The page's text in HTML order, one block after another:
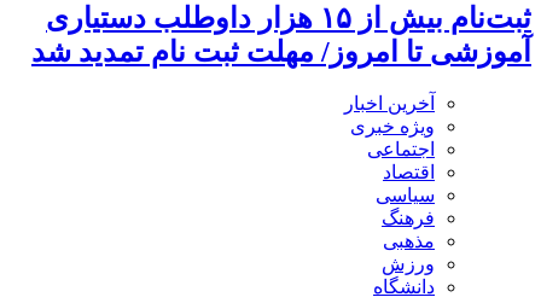
ثبت‌نام بیش از ۱۵ هزار داوطلب دستیاری
آموزشی تا امروز/ مهلت ثبت نام تمدید شد
آخرین اخبار
ویژه خبری
اجتماعی
اقتصاد
سیاسی
فرهنگ
مذهبی
ورزش
دانشگاه